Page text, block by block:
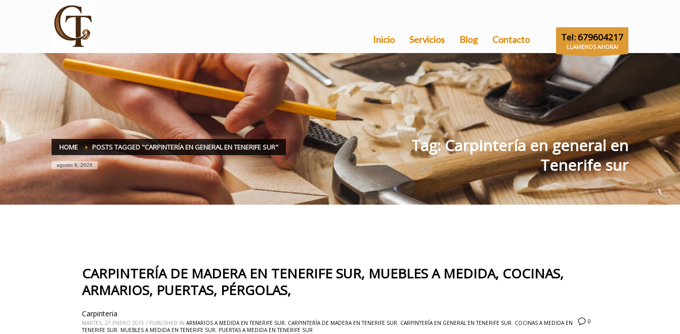
Inicio Servicios Blog Contacto Tel: 679604217
LLAMENOS AHORA!
HOME POSTS TAGGED "CARPINTERÍA EN GENERAL EN TENERIFE SUR"
agosto 6, 2026
Tag: Carpintería en general en
Tenerife sur
CARPINTERÍA DE MADERA EN TENERIFE SUR, MUEBLES A MEDIDA, COCINAS,
ARMARIOS, PUERTAS, PÉRGOLAS,
0
Carpinteria
MARTES, 27 ENERO 2015 / PUBLISHED IN ARMARIOS A MEDIDA EN TENERIFE SUR, CARPINTERÍA DE MADERA EN TENERIFE SUR, CARPINTERÍA EN GENERAL EN TENERIFE SUR, COCINAS A MEDIDA EN
TENERIFE SUR, MUEBLES A MEDIDA EN TENERIFE SUR, PUERTAS A MEDIDA EN TENERIFE SUR